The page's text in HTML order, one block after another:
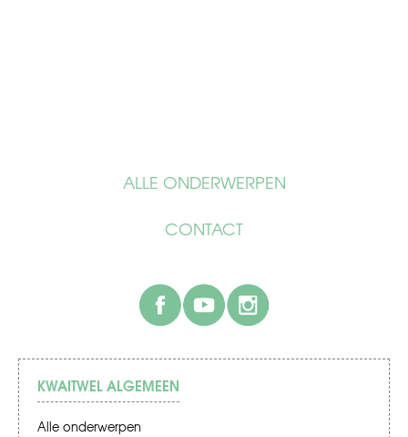
ALLE ONDERWERPEN
CONTACT
facebook
KWAITWEL ALGEMEEN
Alle onderwerpen